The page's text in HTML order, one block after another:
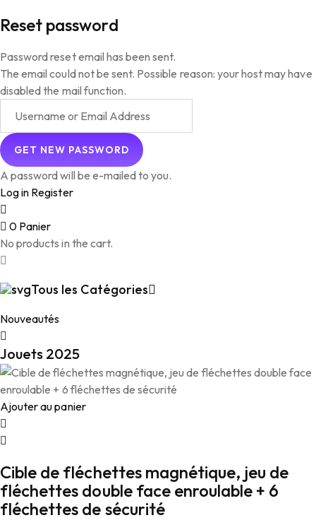
Reset password
Password reset email has been sent.
The email could not be sent. Possible reason: your host may have
disabled the mail function.
A password will be e-mailed to you.
Log in Register
0 Panier
No products in the cart.
Tous les Catégories
Nouveautés
Jouets 2025
Ajouter au panier
Cible de fléchettes magnétique, jeu de
fléchettes double face enroulable + 6
fléchettes de sécurité